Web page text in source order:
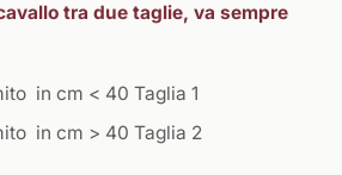
tra due taglie, va sempre
in cm < 40 Taglia 1
in cm > 40 Taglia 2